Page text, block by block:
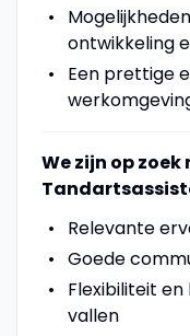
ontwikkeling
Een prettige
We zijn op zoek
Relevante
Goede
Flexibiliteit
vallen